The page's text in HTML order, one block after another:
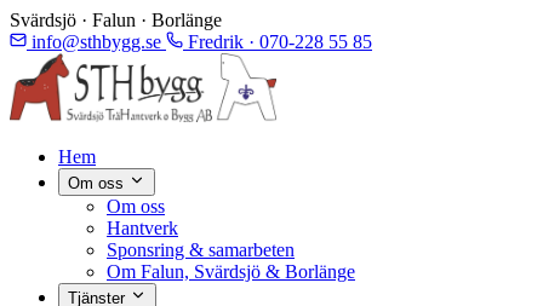
Svärdsjö · Falun · Borlänge
info@sthbygg.se
Fredrik · 070-228 55 85
Hem
Om oss
Om oss
Hantverk
Sponsring & samarbeten
Om Falun, Svärdsjö & Borlänge
Tjänster